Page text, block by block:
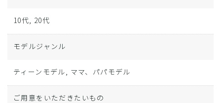
10代, 20代
モデルジャンル
ティーンモデル, ママ、パパモデル
ご用意をいただきたいもの